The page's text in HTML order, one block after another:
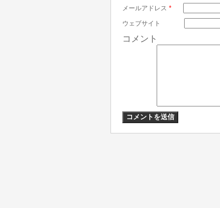
メールアドレス *
ウェブサイト
コメント